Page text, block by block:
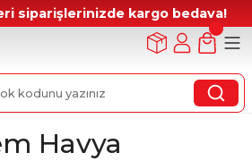
siparişlerinizde kargo bedava!
Havya